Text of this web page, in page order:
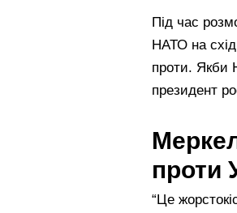
Під час
НАТО на
проти. Якби
президент
проти
“Це